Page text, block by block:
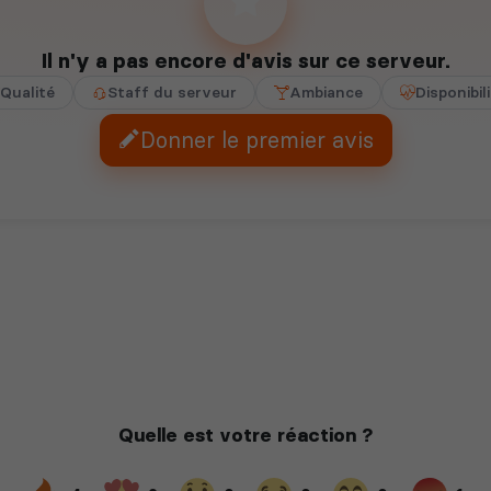
Il n'y a pas encore d'avis sur ce serveur.
Qualité Staff du serveur Ambiance
Donner le premier avis